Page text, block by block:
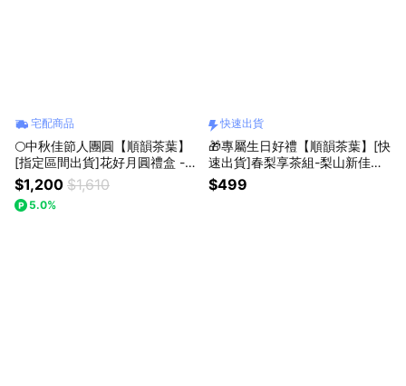
宅配商品
🌕中秋佳節人團圓【順韻茶葉】
[指定區間出貨]花好月圓禮盒 -
花月大禹嶺92K｜高級禮盒｜茶
葉禮盒｜送禮首選｜茗茶傳情｜
暖心套組｜櫻花季｜祝福禮贈｜
$1,200 $1,610
5.0%
快速出貨
🎁專屬生日好禮【順韻茶葉】[快
速出貨]春梨享茶組-梨山新佳陽
｜正統梨山茶83K｜順韻品茗杯
｜生日禮物｜祝福禮贈｜環境友
$499